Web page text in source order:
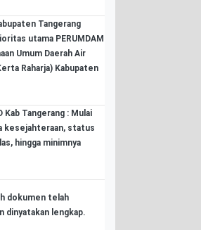
Tangerang
utama PERUMDAM
Umum Daerah Air
Raharja) Kabupaten
Kab Tangerang : Mulai
kesejahteraan, status
hingga minimnya
dokumen telah
dinyatakan lengkap.